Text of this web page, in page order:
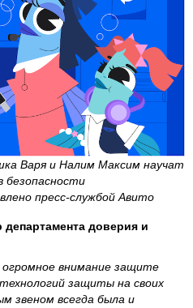
Варя и Налим Максим научат
безопасности
пресс-службой Авито
доверия и
внимание защите
защиты на своих
звеном всегда была и